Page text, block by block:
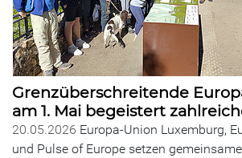
Grenzüberschreitende
am 1. Mai begeistert
20.05.2026 Europa-Union Luxemburg,
und Pulse of Europe setzen